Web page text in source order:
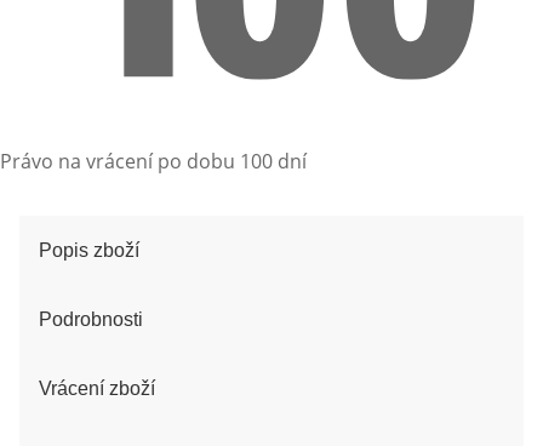
Právo na vrácení po dobu 100 dní
Popis zboží
Podrobnosti
Vrácení zboží